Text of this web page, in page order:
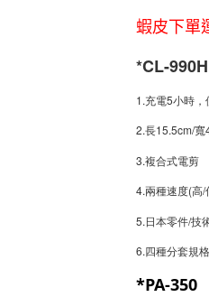
蝦皮下單
*CL-
1.充電5小時
2.長15.5cm/
3.複合式電剪
4.兩種速度(高/
5.日本零件/技
6.四種分套規
*PA-350